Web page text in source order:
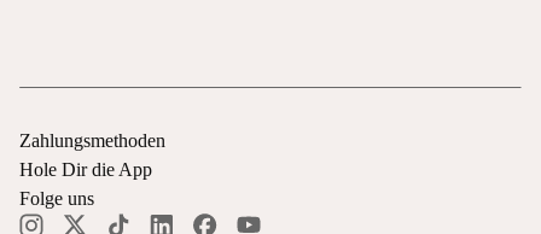
Zahlungsmethoden
Hole Dir die App
Folge uns